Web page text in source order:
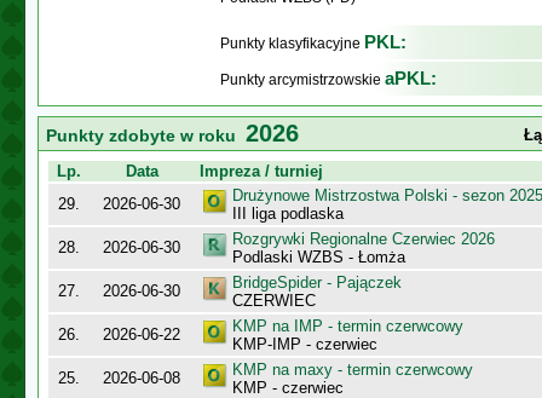
Punkty klasyfikacyjne PKL:
Punkty arcymistrzowskie aPKL:
Punkty zdobyte w roku 2026
Lp.
Data
Impreza / turniej
29.
2026-06-30
Drużynowe Mistrzostwa Polski - sezon
III liga podlaska
28.
2026-06-30
Rozgrywki Regionalne Czerwiec 2026
Podlaski WZBS - Łomża
27.
2026-06-30
BridgeSpider - Pajączek
CZERWIEC
26.
2026-06-22
KMP na IMP - termin czerwcowy
KMP-IMP - czerwiec
25.
2026-06-08
KMP na maxy - termin czerwcowy
KMP - czerwiec